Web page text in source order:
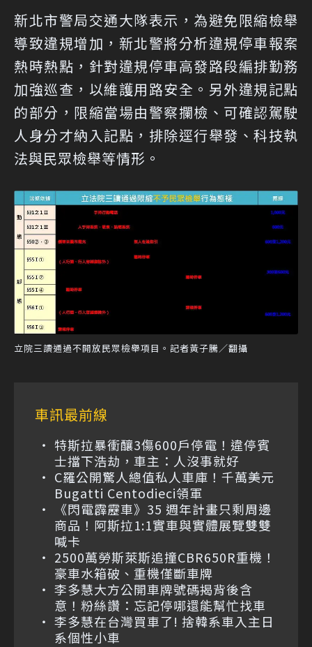
新北市警局交通大隊表示，為避免限縮檢舉
導致違規增加，新北警將分析違規停車報案
熱時熱點，針對違規停車高發路段編排勤務
加強巡查，以維護用路安全。另外違規記點
的部分，限縮當場由警察攔檢、可確認駕駛
人身分才納入記點，排除逕行舉發、科技執
法與民眾檢舉等情形。
立院三讀通過不開放民眾檢舉項目。記者黃子騰／翻攝
車訊最前線
特斯拉暴衝釀3傷600戶停電！違停賓
士擋下浩劫，車主：人沒事就好
C羅公開驚人總值私人車庫！千萬美元
Bugatti Centodieci領軍
《閃電霹靂車》35 週年計畫只剩周邊
商品！阿斯拉1:1實車與實體展覽雙雙
喊卡
2500萬勞斯萊斯追撞CBR650R重機！
豪車水箱破、重機僅斷車牌
李多慧大方公開車牌號碼揭背後含
意！粉絲讚：忘記停哪還能幫忙找車
李多慧在台灣買車了! 捨韓系車入主日
系個性小車